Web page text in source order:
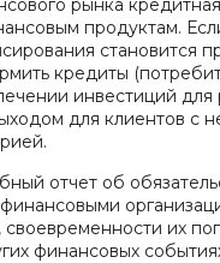
физлиц
Оборудование
физлиц
Спецтехника для
Частным лицам в
Беларуси
Показать все
рынка
продуктам.
становится
кредиты
инвестиций для
для клиентов с
отчет об
их
финансовых